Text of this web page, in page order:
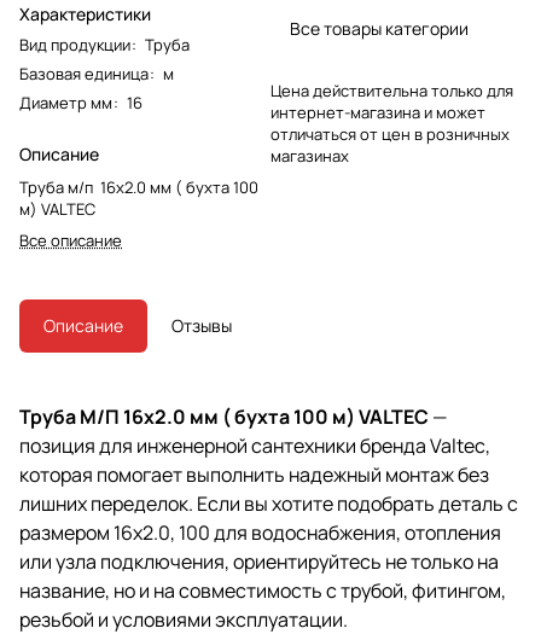
Характеристики
Вид продукции: Труба
Базовая единица: м
Диаметр мм: 16
Описание
Труба м/п 16х2.0 мм ( бухта 100
м) VALTEC
Все описание
Все товары категории
Цена действительна только для
интернет-магазина и может
отличаться от цен в розничных
магазинах
Описание Отзывы
Труба М/П 16х2.0 мм ( бухта 100 м) VALTEC —
позиция для инженерной сантехники бренда Valtec,
которая помогает выполнить надежный монтаж без
лишних переделок. Если вы хотите подобрать деталь с
размером 16х2.0, 100 для водоснабжения, отопления
или узла подключения, ориентируйтесь не только на
название, но и на совместимость с трубой, фитингом,
резьбой и условиями эксплуатации.